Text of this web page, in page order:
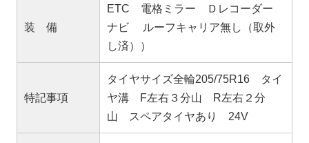
装 備
ETC 電格ミラー Ｄレコーダー
ナビ ルーフキャリア無し（取外
し済））
特記事項
タイヤサイズ全輪205/75R16 タイ
ヤ溝 F左右３分山 R左右２分
山 スペアタイヤあり 24V